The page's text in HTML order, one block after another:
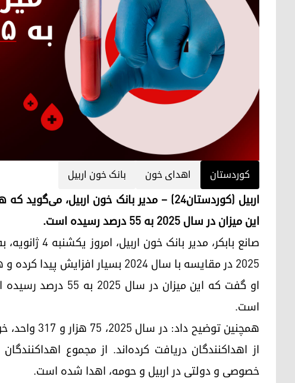
کوردستان اهدای خون بانک خون اربیل
اربیل (کوردستان۲۴) – مدیر بانک خون
این میزان در سال ۲۰۲۵ به ۵۵ درصد رسیده است.
۲۰۲۵ در مقایسه با سال ۲۰۲۴ بسیار افزایش پیدا کرده و هر سال بیشتر می‌شود.
است.
خصوصی و دولتی در اربیل و حومه، اهدا شده است.